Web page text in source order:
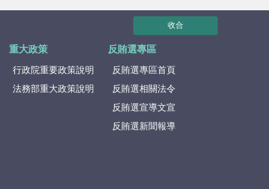
收合
重大政策
行政院重要政策說明
法務部重大政策說明
反賄選專區
反賄選專區首頁
反賄選相關法令
反賄選宣導文宣
反賄選新聞報導